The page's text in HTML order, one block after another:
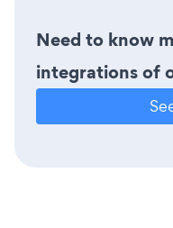
Need to know
integrations of